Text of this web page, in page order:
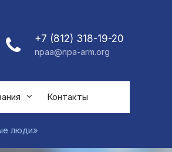
+7 (812) 318-19-20
npaa@npa-arm.org
Контакты
люди»